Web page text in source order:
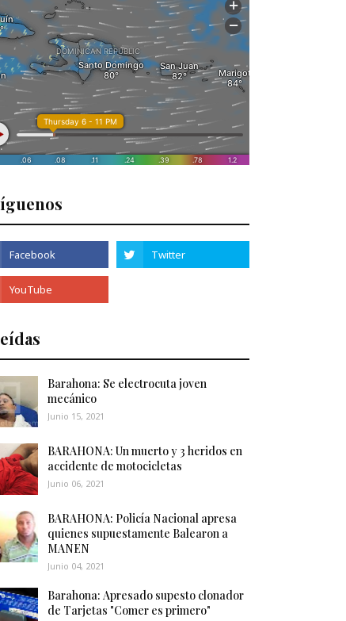
Barahona: Se electrocuta joven
mecánico
Junio 15, 2021
BARAHONA: Un muerto y 3 heridos en
accidente de motocicletas
Junio 06, 2021
BARAHONA: Policía Nacional apresa
quienes supuestamente Balearon a
MANEN
Junio 04, 2021
Barahona: Apresado supesto clonador
de Tarjetas "Comer es primero"